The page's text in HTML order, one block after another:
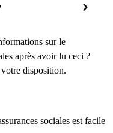
sur le
après avoir lu ceci ?
disposition.
sociales est facile